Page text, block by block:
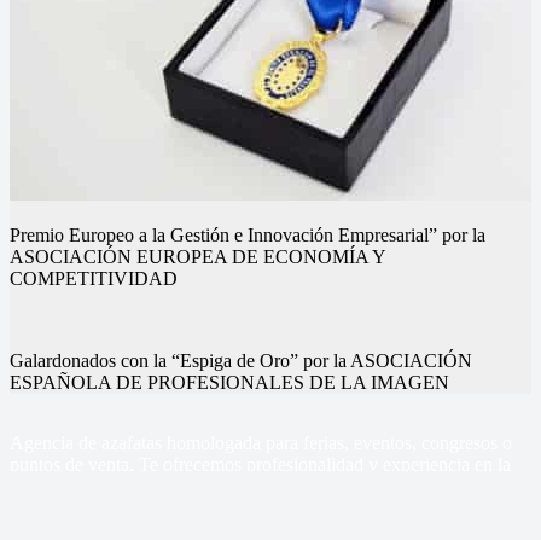
Premio Europeo a la Gestión e Innovación Empresarial” por la
ASOCIACIÓN EUROPEA DE ECONOMÍA Y
COMPETITIVIDAD
Galardonados con la “Espiga de Oro” por la ASOCIACIÓN
ESPAÑOLA DE PROFESIONALES DE LA IMAGEN